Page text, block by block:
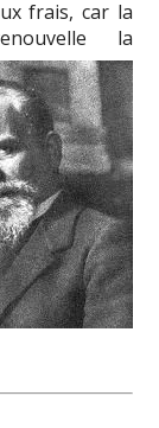
frais, car la
la